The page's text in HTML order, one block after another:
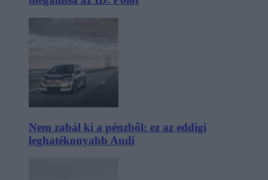
Nem zabál ki a pénzből: ez az eddigi
leghatékonyabb Audi